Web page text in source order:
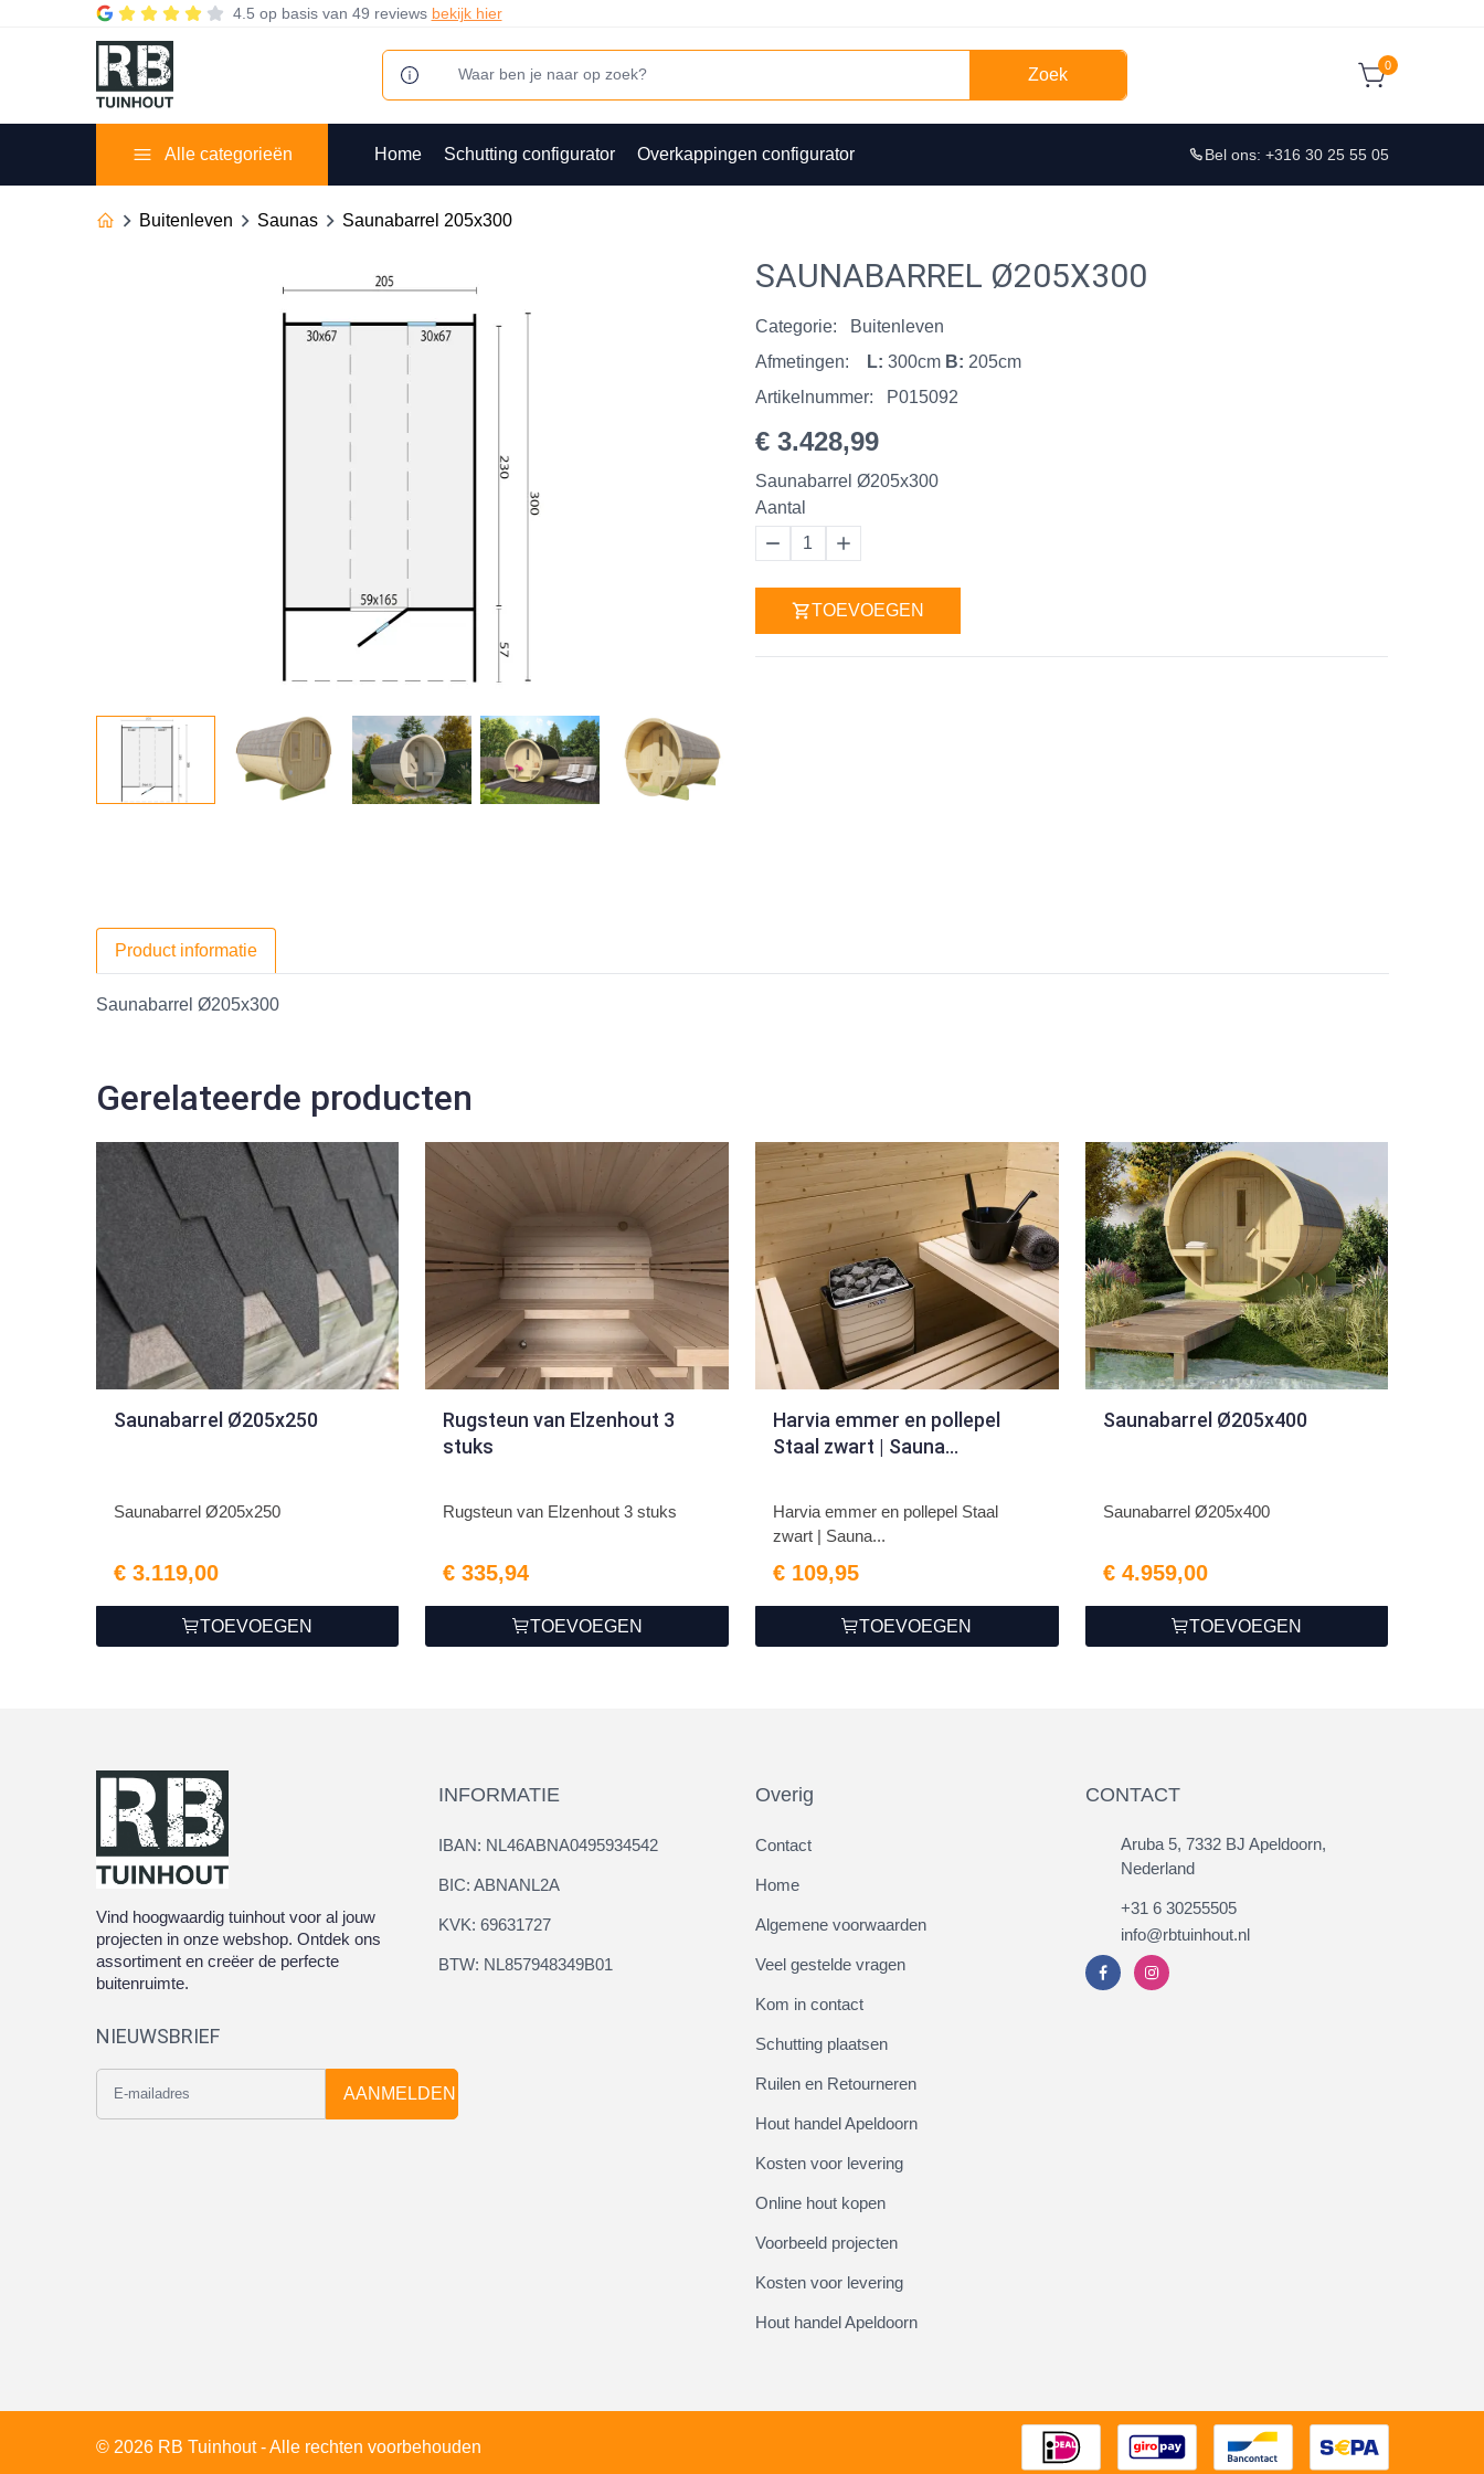
4.5 op basis van 49 reviews bekijk hier
Zoek 0
Alle categorieën Home Schutting configurator Overkappingen configurator Bel ons: +316 30 25 55 05
Buitenleven Saunas Saunabarrel 205x300
SAUNABARREL Ø205X300
Categorie:
Buitenleven
Afmetingen:
L: 300cm B: 205cm
Artikelnummer:
P015092
€ 3.428,99
Saunabarrel Ø205x300
Aantal
1
TOEVOEGEN
Product informatie
Saunabarrel Ø205x300
Gerelateerde producten
Saunabarrel Ø205x250
Saunabarrel Ø205x250
€ 3.119,00
TOEVOEGEN
Rugsteun van Elzenhout 3
stuks
Rugsteun van Elzenhout 3 stuks
€ 335,94
TOEVOEGEN
Harvia emmer en pollepel
Staal zwart | Sauna
Harvia emmer en pollepel Staal
zwart | Sauna...
€ 109,95
TOEVOEGEN
Saunabarrel Ø205x400
Saunabarrel Ø205x400
€ 4.959,00
TOEVOEGEN
Vind hoogwaardig tuinhout voor al jouw
projecten in onze webshop. Ontdek ons
assortiment en creëer de perfecte
buitenruimte.
NIEUWSBRIEF
AANMELDEN
INFORMATIE
IBAN: NL46ABNA0495934542
BIC: ABNANL2A
KVK: 69631727
BTW: NL857948349B01
Overig
Contact
Home
Algemene voorwaarden
Veel gestelde vragen
Kom in contact
Schutting plaatsen
Ruilen en Retourneren
Hout handel Apeldoorn
Kosten voor levering
Online hout kopen
Voorbeeld projecten
Kosten voor levering
Hout handel Apeldoorn
CONTACT
Aruba 5, 7332 BJ Apeldoorn,
Nederland
+31 6 30255505
info@rbtuinhout.nl
© 2026 RB Tuinhout - Alle rechten voorbehouden